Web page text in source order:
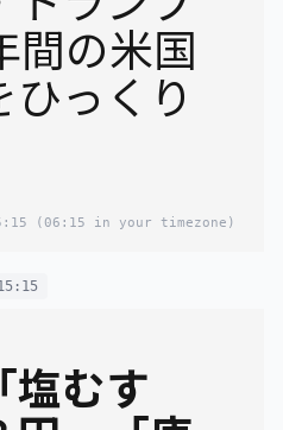
間の米国
っくり
(06:15 in your timezone)
塩むす